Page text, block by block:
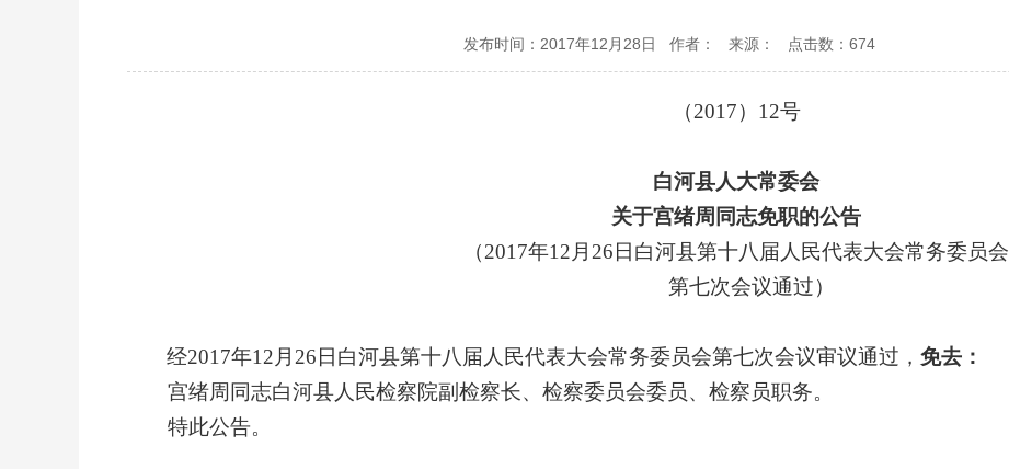
发布时间：2017年12月28日 作者： 来源： 点击数： 674
（2017）12号
白河县人大常委会
关于宫绪周同志免职的公告
（2017年12月26日 白河县第十八届人民代表大会常务委员会
第七次会议通过）
经2017年12月26日 白河县第十八届人民代表大会常务委员会第七次会议审议通过，免去：
宫绪周同志白河县人民检察院副检察长、检察委员会委员、检察员职务。
特此公告。